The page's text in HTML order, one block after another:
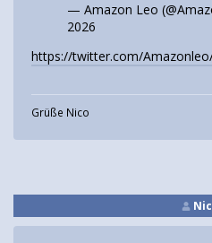
— Amazon Leo
2026
https://twitter.com/
Grüße Nico